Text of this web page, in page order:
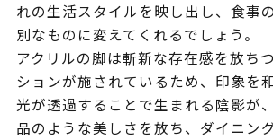
れの生活スタイルを映し出し、食事
別なものに変えてくれるでしょう。
アクリルの脚は斬新な存在感を放ち
ションが施されているため、印象を
光が透過することで生まれる陰影が
品のような美しさを放ち、ダイニン